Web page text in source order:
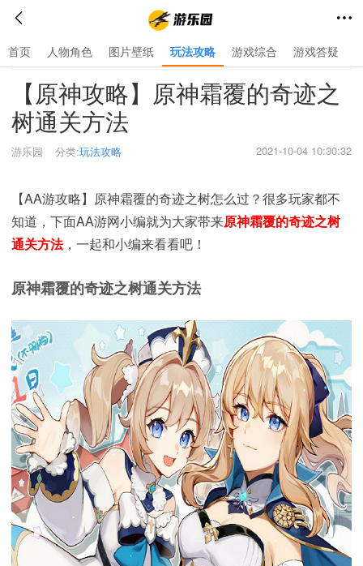
首页 人物角色 图片壁纸 玩法攻略 游戏综合 游戏答疑
首页 玩法攻略
【原神攻略】原神霜覆的奇迹之
树通关方法
游乐园 2021-10-04 10:30:32
分类:玩法攻略
【AA游攻略】原神霜覆的奇迹之树怎么过？很多玩家都不
知道，下面AA游网小编就为大家带来原神霜覆的奇迹之树
通关方法，一起和小编来看看吧！
原神霜覆的奇迹之树通关方法